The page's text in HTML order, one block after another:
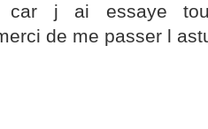
car j ai essaye
de me passer l